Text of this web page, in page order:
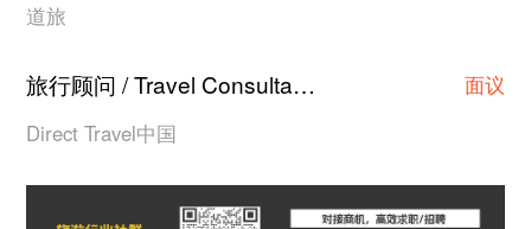
道旅
旅行顾问 / Travel Consultant·
面议
Direct Travel中国